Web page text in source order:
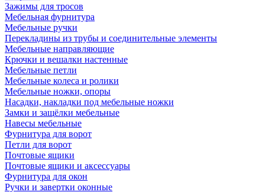
Зажимы для тросов
Мебельная фурнитура
Мебельные ручки
Перекладины из трубы и соединительные элементы
Мебельные направляющие
Крючки и вешалки настенные
Мебельные петли
Мебельные колеса и ролики
Мебельные ножки, опоры
Насадки, накладки под мебельные ножки
Замки и защёлки мебельные
Навесы мебельные
Фурнитура для ворот
Петли для ворот
Почтовые ящики
Почтовые ящики и аксессуары
Фурнитура для окон
Ручки и завертки оконные